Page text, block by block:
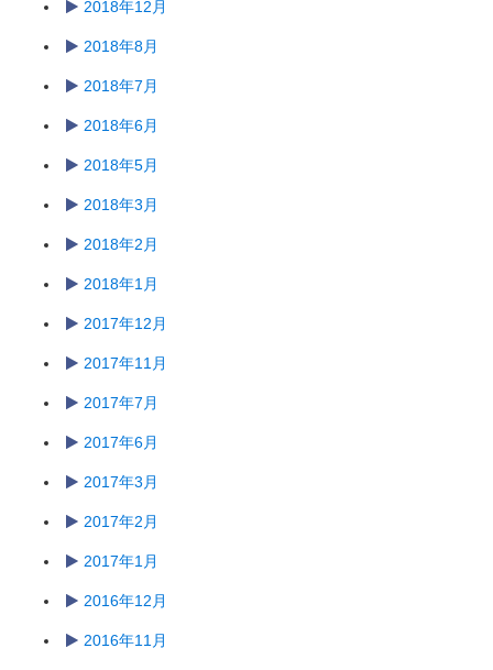
2018年12月
2018年8月
2018年7月
2018年6月
2018年5月
2018年3月
2018年2月
2018年1月
2017年12月
2017年11月
2017年7月
2017年6月
2017年3月
2017年2月
2017年1月
2016年12月
2016年11月